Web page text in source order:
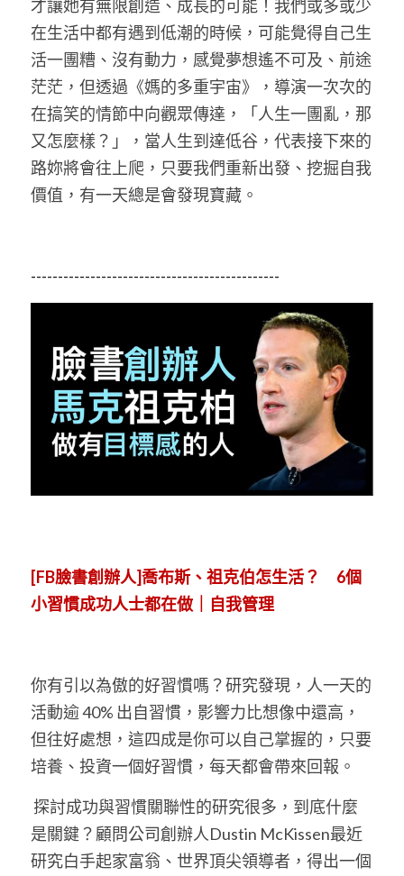
才讓她有無限創造、成長的可能！我們或多或少
在生活中都有遇到低潮的時候，可能覺得自己生
活一團糟、沒有動力，感覺夢想遙不可及、前途
茫茫，但透過《媽的多重宇宙》，導演一次次的
在搞笑的情節中向觀眾傳達，「人生一團亂，那
又怎麼樣？」，當人生到達低谷，代表接下來的
路妳將會往上爬，只要我們重新出發、挖掘自我
價值，有一天總是會發現寶藏。
----------------------------------------------
[FB臉書創辦人]喬布斯、祖克伯怎生活？　6個
小習慣成功人士都在做｜自我管理
你有引以為傲的好習慣嗎？研究發現，人一天的
活動逾 40% 出自習慣，影響力比想像中還高，
但往好處想，這四成是你可以自己掌握的，只要
培養、投資一個好習慣，每天都會帶來回報。
是關鍵？顧問公司創辦人Dustin McKissen最近
研究白手起家富翁、世界頂尖領導者，得出一個